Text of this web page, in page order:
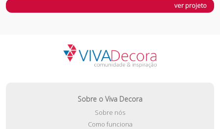
ver projeto
Sobre o Viva Decora
Sobre nós
Como funciona